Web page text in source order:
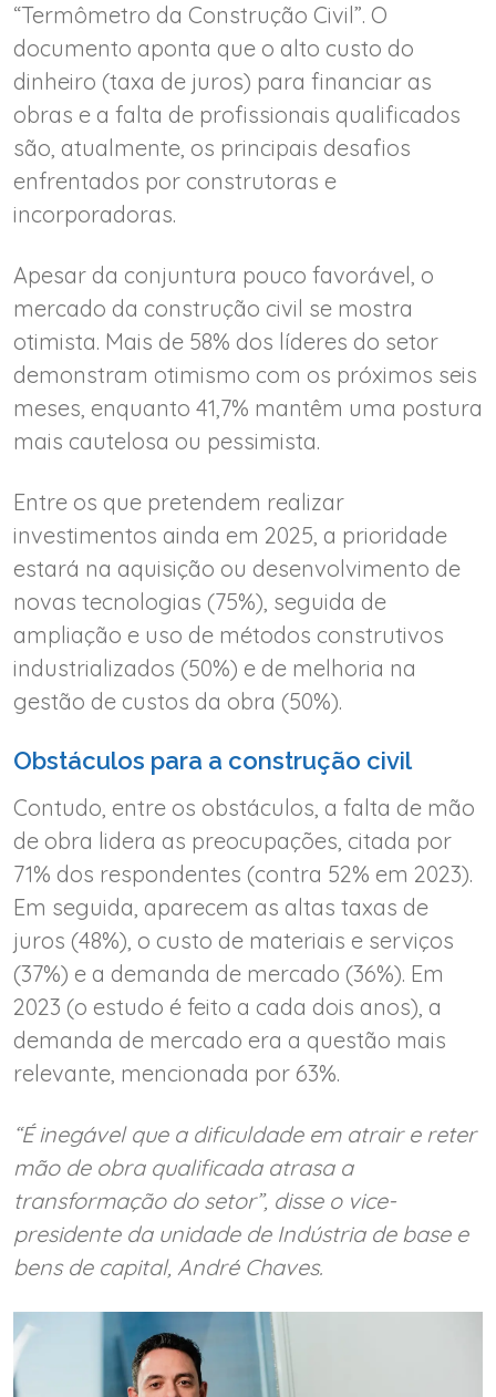
“Termômetro da Construção Civil”. O
documento aponta que o alto custo do
dinheiro (taxa de juros) para financiar as
obras e a falta de profissionais qualificados
são, atualmente, os principais desafios
enfrentados por construtoras e
incorporadoras.
Apesar da conjuntura pouco favorável, o
mercado da construção civil se mostra
otimista. Mais de 58% dos líderes do setor
demonstram otimismo com os próximos seis
meses, enquanto 41,7% mantêm uma postura
mais cautelosa ou pessimista.
Entre os que pretendem realizar
investimentos ainda em 2025, a prioridade
estará na aquisição ou desenvolvimento de
novas tecnologias (75%), seguida de
ampliação e uso de métodos construtivos
industrializados (50%) e de melhoria na
gestão de custos da obra (50%).
Obstáculos para a construção civil
Contudo, entre os obstáculos, a falta de mão
de obra lidera as preocupações, citada por
71% dos respondentes (contra 52% em 2023).
Em seguida, aparecem as altas taxas de
juros (48%), o custo de materiais e serviços
(37%) e a demanda de mercado (36%). Em
2023 (o estudo é feito a cada dois anos), a
demanda de mercado era a questão mais
relevante, mencionada por 63%.
“É inegável que a dificuldade em atrair e reter
mão de obra qualificada atrasa a
transformação do setor”, disse o vice-
presidente da unidade de Indústria de base e
bens de capital, André Chaves.